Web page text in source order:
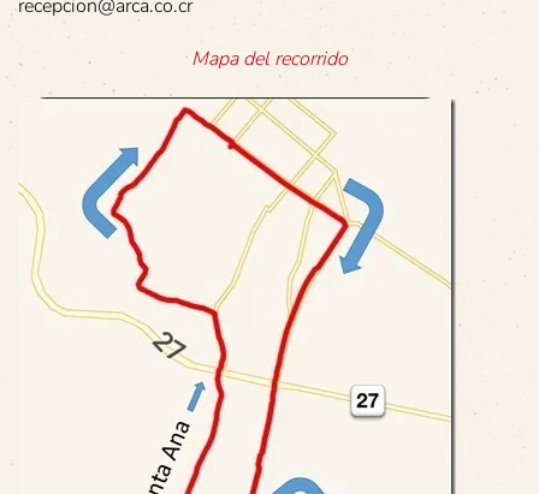
recepcion@arca.co.cr
Mapa del recorrido